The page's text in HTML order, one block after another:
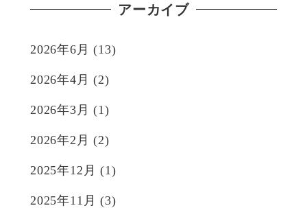
アーカイブ
2026年6月 (13)
2026年4月 (2)
2026年3月 (1)
2026年2月 (2)
2025年12月 (1)
2025年11月 (3)